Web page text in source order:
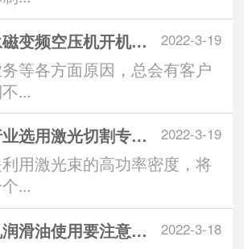
2022-3-19
长期未开的永磁变频空压机开机注意
等各方面原因，总会有客户
...
2022-3-19
建议！激光行业选用激光切割专用空
用激光束的高功率密度，将
...
2022-3-18
斯可络压缩机润滑油使用要注意什么